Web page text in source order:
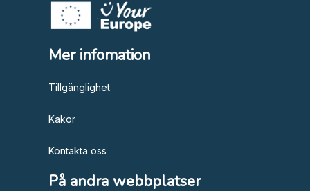
Mer infomation
Tillgänglighet
Kakor
Kontakta oss
På andra webbplatser